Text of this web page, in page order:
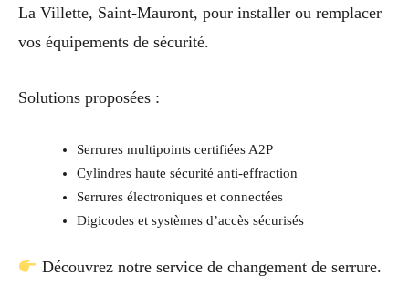
La Villette, Saint-Mauront, pour installer ou remplacer
vos équipements de sécurité.
Solutions proposées :
Serrures multipoints certifiées A2P
Cylindres haute sécurité anti-effraction
Serrures électroniques et connectées
Digicodes et systèmes d’accès sécurisés
Découvrez notre service de changement de serrure.